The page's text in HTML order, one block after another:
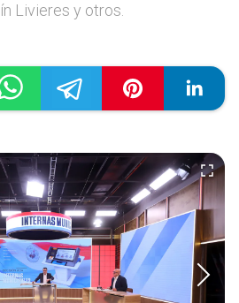
Livieres y otros.